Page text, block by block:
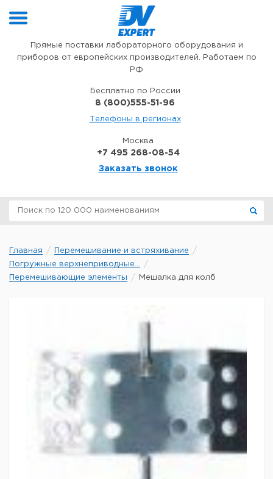
Прямые поставки лабораторного оборудования и
приборов от европейских производителей. Работаем по
РФ
Бесплатно по России
8 (800)555-51-96
Телефоны в регионах
Москва
+7 495 268-08-54
Заказать звонок
Главная
Перемешивание и встряхивание
Погружные верхнеприводные...
Перемешивающие элементы
Мешалка для колб